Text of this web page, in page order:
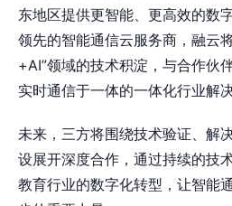
东地区提供更智能、更高效的数
领先的智能通信云服务商，融云
+AI”领域的技术积淀，与合作伙
实时通信于一体的一体化行业解决
未来，三方将围绕技术验证、解
设展开深度合作，通过持续的技
教育行业的数字化转型，让智能